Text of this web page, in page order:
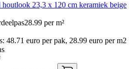
23,3 x 120 cm keramiek beige
28.99 per m²
48.71 euro per pak, 28.99 euro per m2